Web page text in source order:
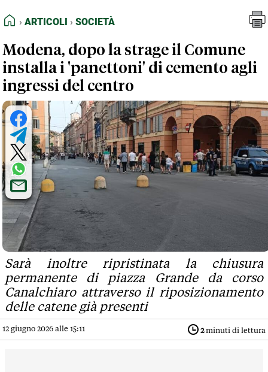
FEED RSS
NORMATIVE DEONTOLOGICHE
TERMINI e CONDIZIONI
HOME
ARTICOLI SOCIETÀ
Modena, dopo la strage il Comune
installa i 'panettoni' di cemento agli
ingressi del centro
Sarà inoltre ripristinata la chiusura
permanente di piazza Grande da corso
Canalchiaro attraverso il riposizionamento
delle catene già presenti
12 giugno 2026 alle 15:11 2minuti di lettura